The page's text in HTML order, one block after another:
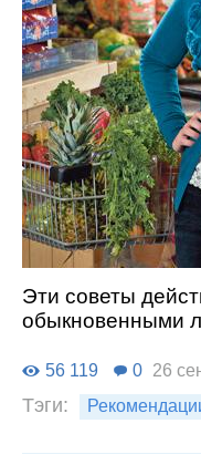
Эти советы
обыкновенными
56 119 0 26
Тэги: